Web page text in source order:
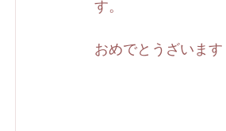
す。
おめでとうざいま